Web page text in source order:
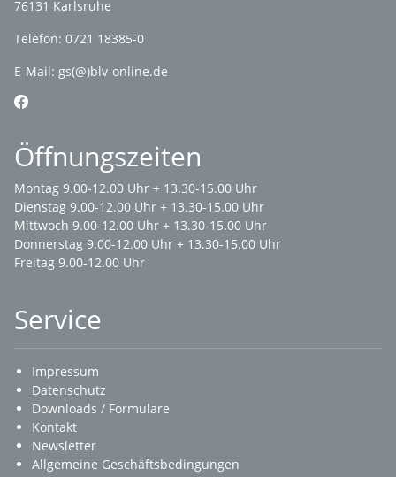
76131 Karlsruhe
Telefon: 0721 18385-0
E-Mail: gs(@)blv-online.de
Öffnungszeiten
Montag 9.00-12.00 Uhr + 13.30-15.00 Uhr
Dienstag 9.00-12.00 Uhr + 13.30-15.00 Uhr
Mittwoch 9.00-12.00 Uhr + 13.30-15.00 Uhr
Donnerstag 9.00-12.00 Uhr + 13.30-15.00 Uhr
Freitag 9.00-12.00 Uhr
Service
Impressum
Datenschutz
Downloads / Formulare
Kontakt
Newsletter
Allgemeine Geschäftsbedingungen